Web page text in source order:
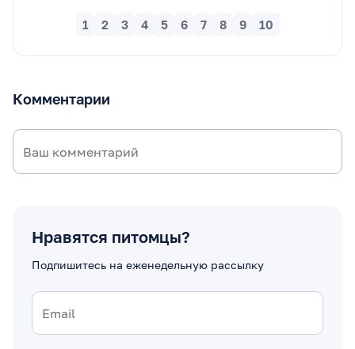
10
9
8
7
6
5
4
3
2
1
Комментарии
Нравятся питомцы?
Подпишитесь на еженедельную рассылку